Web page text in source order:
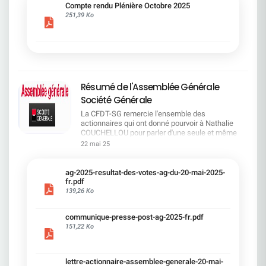
cadre du dialogue social.Bonne lecture !
Compte rendu Plénière Octobre 2025
251,39 Ko
Résumé de l'Assemblée Générale
Société Générale
La CFDT-SG remercie l'ensemble des
actionnaires qui ont donné pourvoir à Nathalie
COUCHELLOU pour parler d'une seule et même
voix.L'assemblée Générale s'est ouverte avec 4
souligné la forte amélioration en 2024 de tous les
facteurs financiers et le premier trimestre 2025
encourageant.Le Directeur Général, Slawomir
solide. Etre une banque simple et intégrée. Etre
une banque efficace. Etre une banque rentable. Le
22 mai 25
ag-2025-resultat-des-votes-ag-du-20-mai-2025-
fr.pdf
139,26 Ko
communique-presse-post-ag-2025-fr.pdf
151,22 Ko
lettre-actionnaire-assemblee-generale-20-mai-